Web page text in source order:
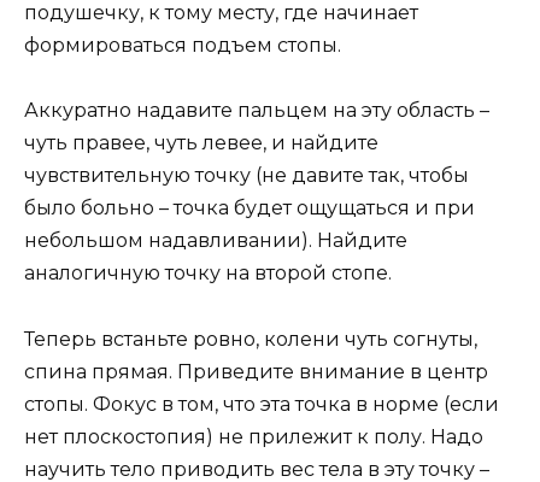
подушечку, к тому месту, где начинает
формироваться подъем стопы.
Аккуратно надавите пальцем на эту область –
чуть правее, чуть левее, и найдите
чувствительную точку (не давите так, чтобы
было больно – точка будет ощущаться и при
небольшом надавливании). Найдите
аналогичную точку на второй стопе.
Теперь встаньте ровно, колени чуть согнуты,
спина прямая. Приведите внимание в центр
стопы. Фокус в том, что эта точка в норме (если
нет плоскостопия) не прилежит к полу. Надо
научить тело приводить вес тела в эту точку –